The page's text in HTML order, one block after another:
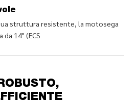
struttura resistente, la motosega
14" (ECS